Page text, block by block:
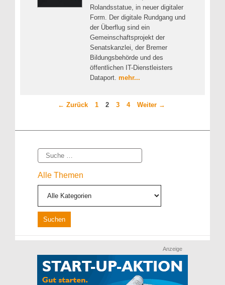
Rolandsstatue, in neuer digitaler
Form. Der digitale Rundgang und
der Überflug sind ein
Gemeinschaftsprojekt der
Senatskanzlei, der Bremer
Bildungsbehörde und des
öffentlichen IT-Dienstleisters
Dataport. mehr...
← Zurück Seite
1 Seite
2 Seite
3 Seite
4 Weiter →
Suche
Alle Themen
Anzeige